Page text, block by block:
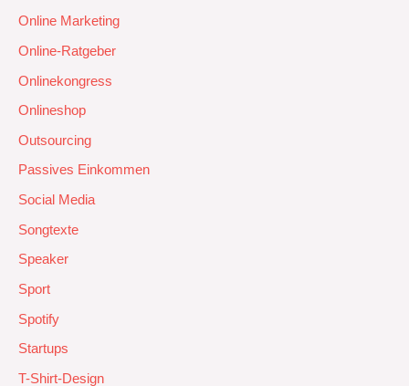
Online Marketing
Online-Ratgeber
Onlinekongress
Onlineshop
Outsourcing
Passives Einkommen
Social Media
Songtexte
Speaker
Sport
Spotify
Startups
T-Shirt-Design